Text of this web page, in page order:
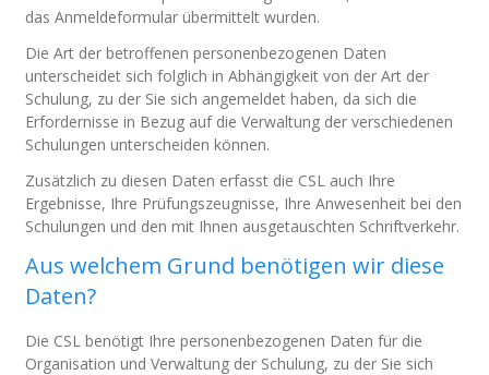
das Anmeldeformular übermittelt wurden.
Die Art der betroffenen personenbezogenen Daten
unterscheidet sich folglich in Abhängigkeit von der Art der
Schulung, zu der Sie sich angemeldet haben, da sich die
Erfordernisse in Bezug auf die Verwaltung der verschiedenen
Schulungen unterscheiden können.
Zusätzlich zu diesen Daten erfasst die CSL auch Ihre
Ergebnisse, Ihre Prüfungszeugnisse, Ihre Anwesenheit bei den
Schulungen und den mit Ihnen ausgetauschten Schriftverkehr.
Aus welchem Grund benötigen wir diese
Daten?
Die CSL benötigt Ihre personenbezogenen Daten für die
Organisation und Verwaltung der Schulung, zu der Sie sich